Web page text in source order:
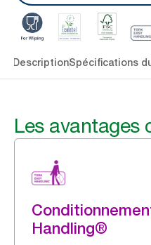
DescriptionSpécifications
Les avantages
Handling®